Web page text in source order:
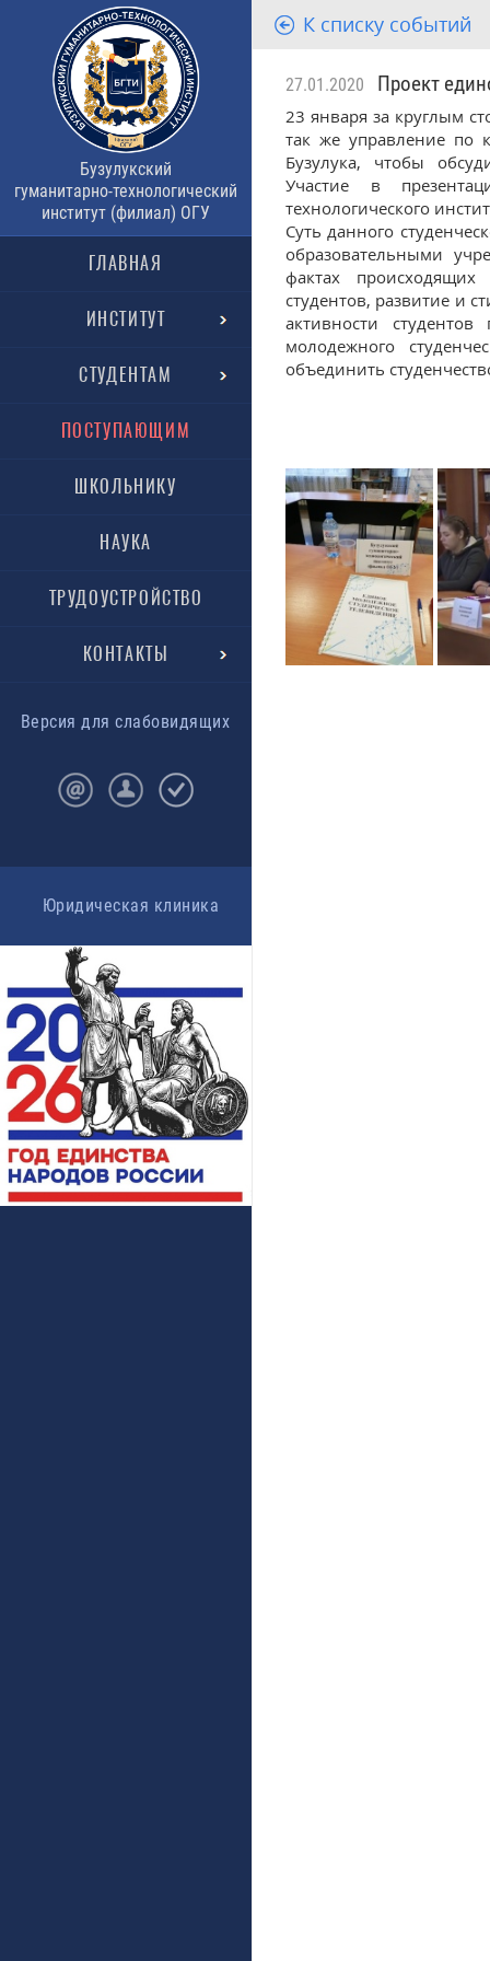
Бузулукский
гуманитарно-технологический
институт (филиал) ОГУ
ГЛАВНАЯ
ИНСТИТУТ
СТУДЕНТАМ
ПОСТУПАЮЩИМ
ШКОЛЬНИКУ
НАУКА
ТРУДОУСТРОЙСТВО
КОНТАКТЫ
Версия для слабовидящих
Юридическая клиника
К списку событий
27.01.2020 Проект
23 января за круглым
так же управление по
Бузулука, чтобы
Участие в
технологического
Суть данного
образовательными
фактах
студентов, развитие и
активности
молодежного
объединить